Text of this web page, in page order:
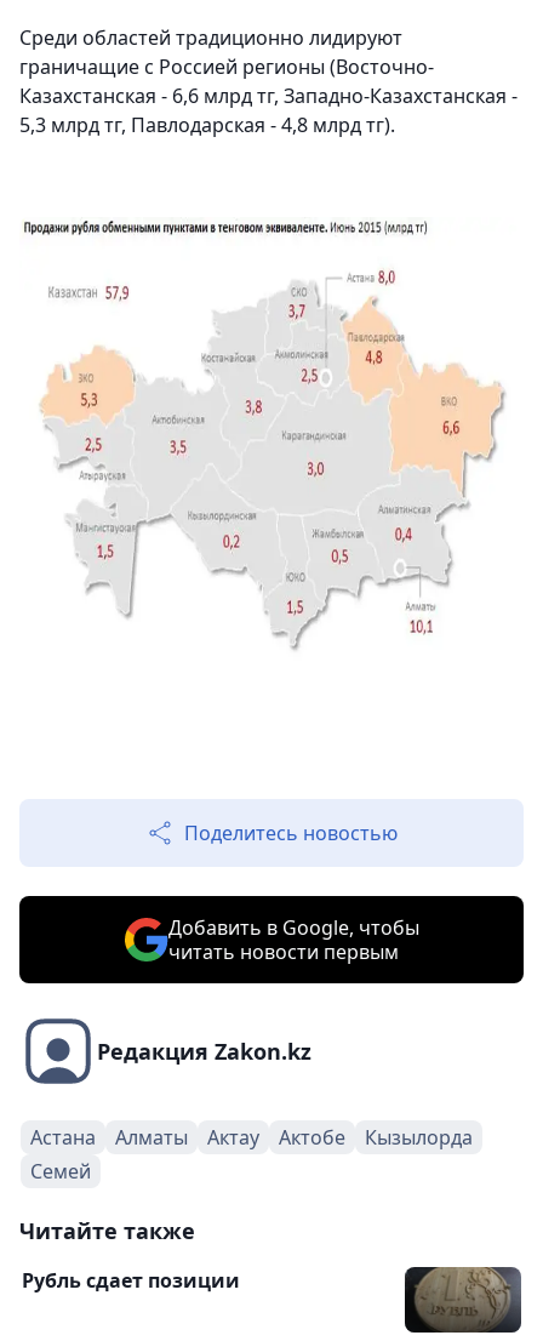
Среди областей традиционно лидируют
граничащие с Россией регионы (Восточно-
Казахстанская - 6,6 млрд тг, Западно-Казахстанская -
5,3 млрд тг, Павлодарская - 4,8 млрд тг).
Поделитесь новостью
Добавить в Google, чтобы
читать новости первым
Редакция Zakon.kz
Астана Алматы Актау Актобе
Кызылорда
Семей
Читайте также
Рубль сдает позиции